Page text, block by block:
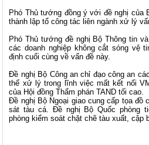
Phó Thủ tướng đồng ý với đề nghị của
thành lập tổ công tác liên ngành xử lý
Phó Thủ tướng đề nghị Bộ Thông tin
các doanh nghiệp không cắt sóng vệ
định cuối cùng về vấn đề này.
Đề nghị Bộ Công an chỉ đạo công an
thể xử lý trong lĩnh việc mất kết nối
của Hội đồng Thẩm phán TAND tối cao.
Đề nghị Bộ Ngoại giao cung cấp tọa đồ
sát tàu cá. Đề nghị Bộ Quốc phòng
phòng kiểm soát chặt chẽ tàu xuất, cập